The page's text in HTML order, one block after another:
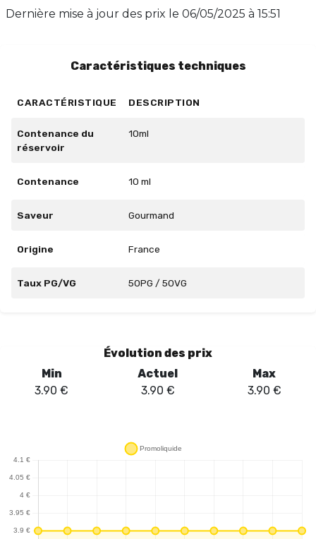
garantissant une expérience de vapotage optimale.
Dernière mise à jour des prix le 06/05/2025 à 15:51
Caractéristiques techniques
CARACTÉRISTIQUE DESCRIPTION
Contenance du
réservoir
10ml
Contenance 10 ml
Saveur Gourmand
Origine France
Taux PG/VG 50PG / 50VG
Évolution des prix
Min
3.90 €
Actuel
3.90 €
Max
3.90 €